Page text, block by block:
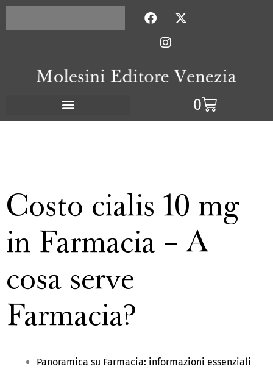
Pagamenti sicuri
con PayPal
0
Costo cialis 10 mg
in Farmacia – A
cosa serve
Farmacia?
Panoramica su Farmacia: informazioni essenziali